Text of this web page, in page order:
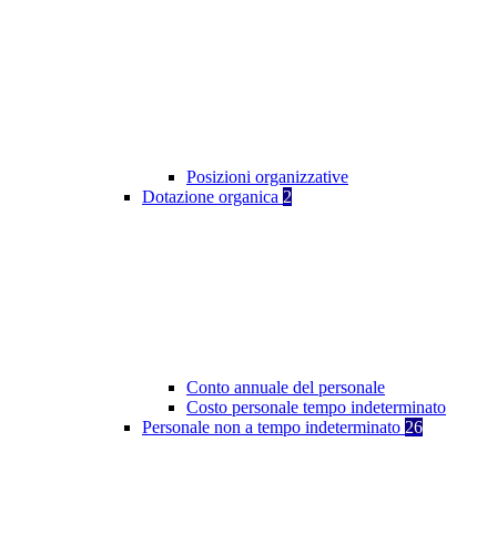
Posizioni organizzative
Dotazione organica 2
Conto annuale del personale
Costo personale tempo indeterminato
Personale non a tempo indeterminato 26